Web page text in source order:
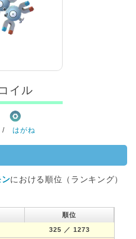
イル
はがね
における順位（ランキング）
順位
325 ／ 1273